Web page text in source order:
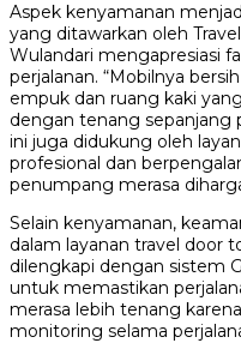
Aspek kenyamanan
yang ditawarkan oleh
Wulandari mengapresiasi
perjalanan. “Mobilnya
empuk dan ruang kaki
dengan tenang sepanjang
ini juga didukung oleh
profesional dan
penumpang merasa
Selain kenyamanan,
dalam layanan travel door
dilengkapi dengan sistem
untuk memastikan
merasa lebih tenang
monitoring selama